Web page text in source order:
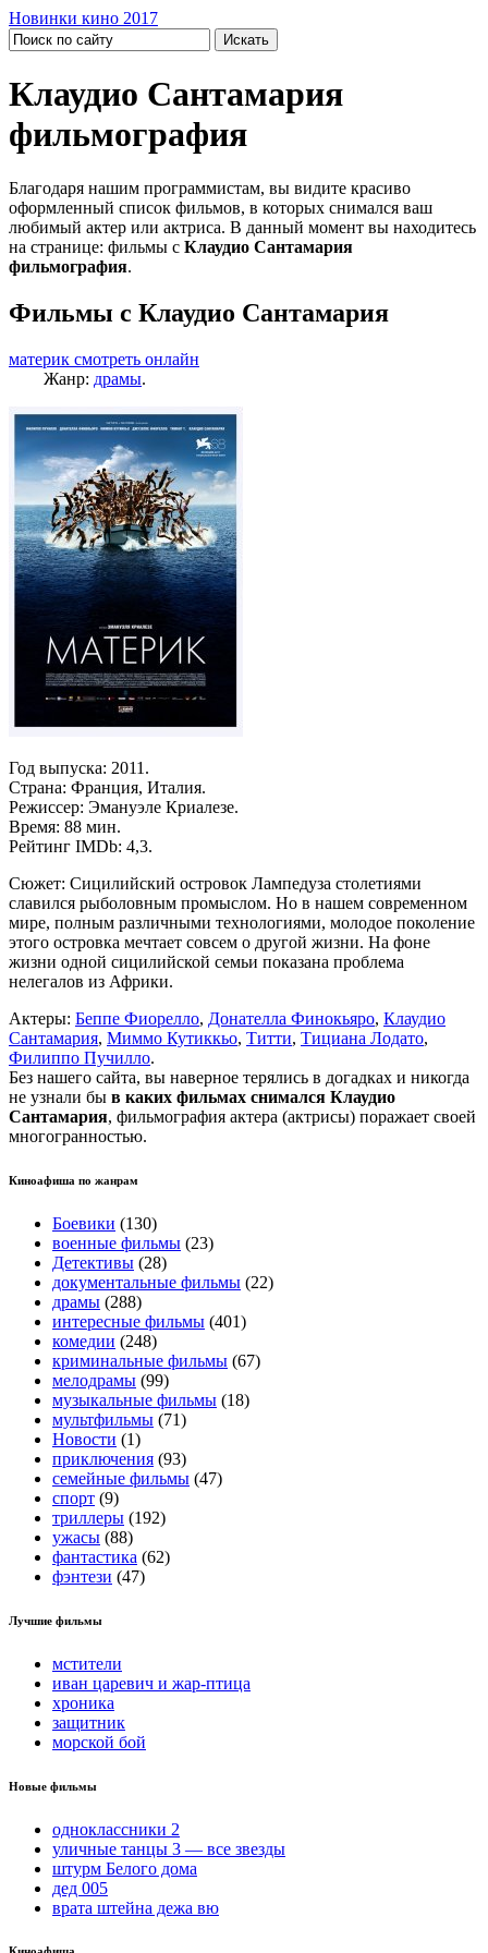
Новинки кино 2017
Клаудио Сантамария
фильмография
Благодаря нашим программистам, вы видите красиво
оформленный список фильмов, в которых снимался ваш
любимый актер или актриса. В данный момент вы находитесь
на странице: фильмы с Клаудио Сантамария
фильмография.
Фильмы с Клаудио Сантамария
материк смотреть онлайн
Жанр: драмы.
Год выпуска: 2011.
Страна: Франция, Италия.
Режиссер: Эмануэле Криалезе.
Время: 88 мин.
Рейтинг IMDb: 4,3.
Сюжет: Сицилийский островок Лампедуза столетиями
славился рыболовным промыслом. Но в нашем современном
мире, полным различными технологиями, молодое поколение
этого островка мечтает совсем о другой жизни. На фоне
жизни одной сицилийской семьи показана проблема
нелегалов из Африки.
Актеры: Беппе Фиорелло, Донателла Финокьяро, Клаудио
Сантамария, Миммо Кутиккьо, Титти, Тициана Лодато,
Филиппо Пучилло.
Без нашего сайта, вы наверное терялись в догадках и никогда
не узнали бы в каких фильмах снимался Клаудио
Сантамария, фильмография актера (актрисы) поражает своей
многогранностью.
Киноафиша по жанрам
Боевики (130)
военные фильмы (23)
Детективы (28)
документальные фильмы (22)
драмы (288)
интересные фильмы (401)
комедии (248)
криминальные фильмы (67)
мелодрамы (99)
музыкальные фильмы (18)
мультфильмы (71)
Новости (1)
приключения (93)
семейные фильмы (47)
спорт (9)
триллеры (192)
ужасы (88)
фантастика (62)
фэнтези (47)
Лучшие фильмы
мстители
иван царевич и жар-птица
хроника
защитник
морской бой
Новые фильмы
одноклассники 2
уличные танцы 3 — все звезды
штурм Белого дома
дед 005
врата штейна дежа вю